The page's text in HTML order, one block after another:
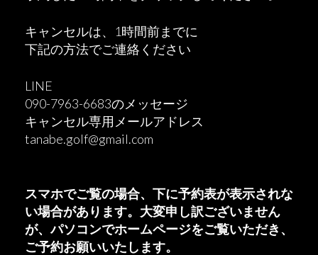
キャンセルは、1時間前までに
下記の方法でご連絡ください
LINE
090-7963-6683のメッセージ
キャンセル専用メールアドレス
tanabe.golf@gmail.com
スマホでご覧の場合、下に予約表が表示されな
い場合があります。大変申し訳ございません
が、パソコンでホームページをご覧いただき、
ご予約お願いいたします。